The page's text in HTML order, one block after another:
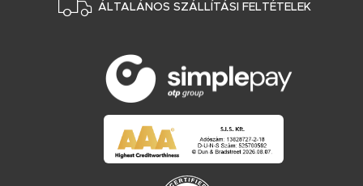
ÁLTALÁNOS SZÁLLÍTÁSI FELTÉTELEK